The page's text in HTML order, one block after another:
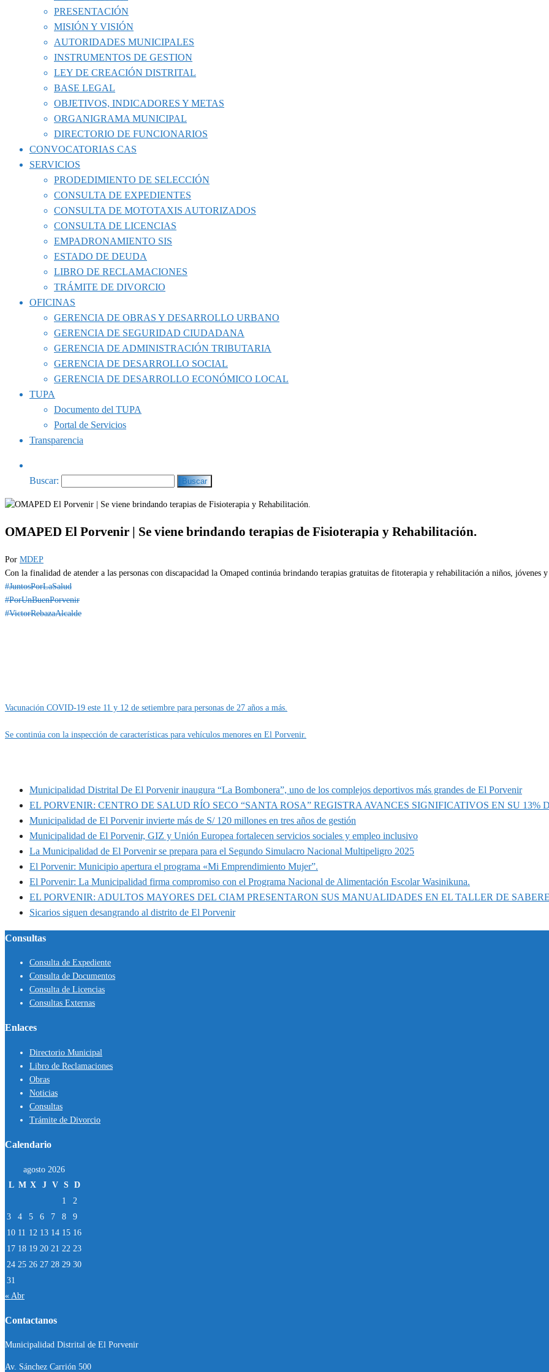
PRESENTACIÓN
MISIÓN Y VISIÓN
AUTORIDADES MUNICIPALES
INSTRUMENTOS DE GESTION
LEY DE CREACIÓN DISTRITAL
BASE LEGAL
OBJETIVOS, INDICADORES Y METAS
ORGANIGRAMA MUNICIPAL
DIRECTORIO DE FUNCIONARIOS
CONVOCATORIAS CAS
SERVICIOS
PRODEDIMIENTO DE SELECCIÓN
CONSULTA DE EXPEDIENTES
CONSULTA DE MOTOTAXIS AUTORIZADOS
CONSULTA DE LICENCIAS
EMPADRONAMIENTO SIS
ESTADO DE DEUDA
LIBRO DE RECLAMACIONES
TRÁMITE DE DIVORCIO
OFICINAS
GERENCIA DE OBRAS Y DESARROLLO URBANO
GERENCIA DE SEGURIDAD CIUDADANA
GERENCIA DE ADMINISTRACIÓN TRIBUTARIA
GERENCIA DE DESARROLLO SOCIAL
GERENCIA DE DESARROLLO ECONÓMICO LOCAL
TUPA
Documento del TUPA
Portal de Servicios
Transparencia
Buscar:
OMAPED El Porvenir | Se viene brindando terapias de Fisioterapia y Rehabilitación.
Por MDEP
Con la finalidad de atender a las personas con discapacidad la Omaped continúa brindando terapias gratuitas de fitoterapia y rehabilitación a niños, jóvenes
#JuntosPorLaSalud
#PorUnBuenPorvenir
#VictorRebazaAlcalde
Vacunación COVID-19 este 11 y 12 de setiembre para personas de 27 años a más.
Se continúa con la inspección de características para vehículos menores en El Porvenir.
Municipalidad Distrital De El Porvenir inaugura “La Bombonera”, uno de los complejos deportivos más grandes de El Porvenir
EL PORVENIR: CENTRO DE SALUD RÍO SECO “SANTA ROSA” REGISTRA AVANCES SIGNIFICATIVOS EN SU 13%
Municipalidad de El Porvenir invierte más de S/ 120 millones en tres años de gestión
Municipalidad de El Porvenir, GIZ y Unión Europea fortalecen servicios sociales y empleo inclusivo
La Municipalidad de El Porvenir se prepara para el Segundo Simulacro Nacional Multipeligro 2025
El Porvenir: Municipio apertura el programa «Mi Emprendimiento Mujer”.
El Porvenir: La Municipalidad firma compromiso con el Programa Nacional de Alimentación Escolar Wasinikuna.
EL PORVENIR: ADULTOS MAYORES DEL CIAM PRESENTARON SUS MANUALIDADES EN EL TALLER DE
Sicarios siguen desangrando al distrito de El Porvenir
Consultas
Consulta de Expediente
Consulta de Documentos
Consulta de Licencias
Consultas Externas
Enlaces
Directorio Municipal
Libro de Reclamaciones
Obras
Noticias
Consultas
Trámite de Divorcio
Calendario
agosto 2026
L M X J V S D
1
2
3
4 5 6 7 8
9
10 11 12 13 14 15 16
17 18 19 20 21 22 23
24 25 26 27 28 29 30
31
« Abr
Contactanos
Municipalidad Distrital de El Porvenir
Av. Sánchez Carrión 500